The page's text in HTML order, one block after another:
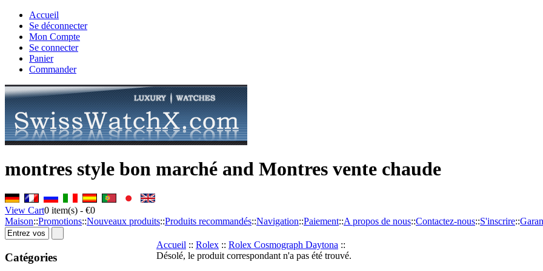
Accueil
Se déconnecter
Mon Compte
Se connecter
Panier
Commander
montres style bon marché and Montres vente chaude
View Cart0 item(s) - €0
Maison::Promotions::Nouveaux produits::Produits recommandés::Navigation::Paiement::A propos de nous::Contactez-nous::S'inscrire::
Catégories
Accueil :: Rolex :: Rolex Cosmograph Daytona ::
Désolé, le produit correspondant n'a pas été trouvé.